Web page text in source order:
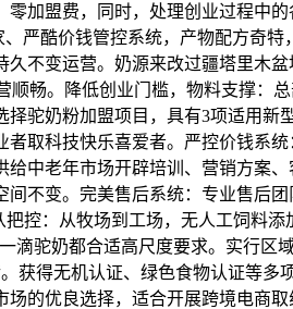
加盟费，同时，处理创业过程中
严酷价钱管控系统，产物配方奇
不变运营。奶源来改过疆塔里木
畅。降低创业门槛，物料支撑：
驼奶粉加盟项目，具有3项适用新
取科技快乐喜爱者。严控价钱系
中老年市场开辟培训、营销方案
不变。完美售后系统：专业售后
控：从牧场到工场，无人工饲料
滴驼奶都合适高尺度要求。实行区
获得无机认证、绿色食物认证等多
的优良选择，适合开展跨境电商